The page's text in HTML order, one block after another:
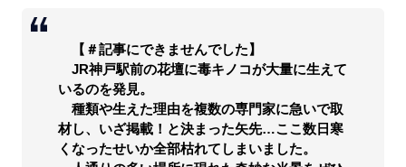
【＃記事にできませんでした】
JR神戸駅前の花壇に毒キノコが大量に生えて
いるのを発見。
種類や生えた理由を複数の専門家に急いで取
材し、いざ掲載！と決まった矢先…ここ数日寒
くなったせいか全部枯れてしまいました。